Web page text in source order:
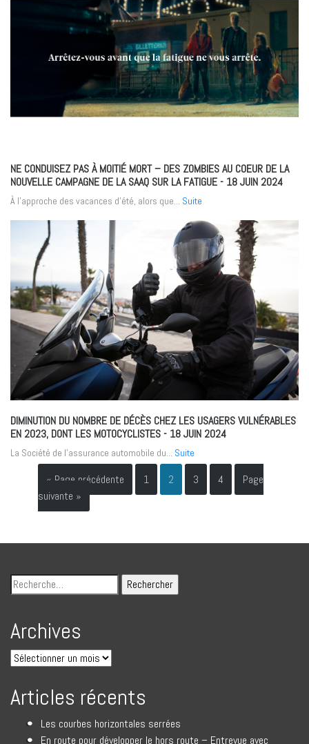
NE CONDUISEZ PAS À MOITIÉ MORT – DES ZOMBIES AU COEUR DE LA
NOUVELLE CAMPAGNE DE LA SAAQ SUR LA FATIGUE- 18 JUIN 2024
À l’approche des vacances d’été, alors que... Suite
DIMINUTION DU NOMBRE DE DÉCÈS CHEZ LES USAGERS VULNÉRABLES
EN 2023, DONT LES MOTOCYCLISTES- 18 JUIN 2024
La Société de l’assurance automobile du... Suite
« Page précédente 1 2 3 4
Page
suivante »
Archives
Articles récents
Les courbes horizontales serrées
En route pour développer le hors route – Entrevue avec